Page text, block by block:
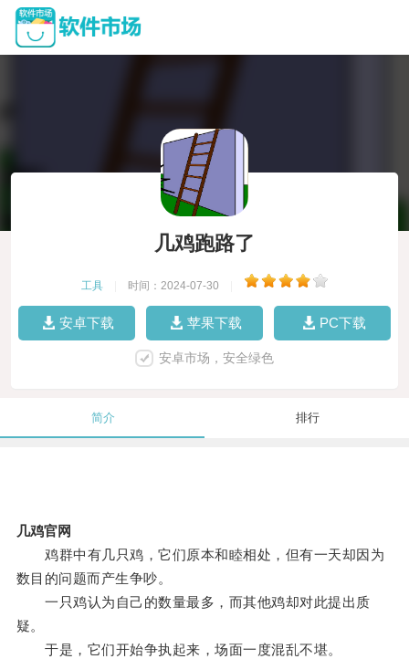
几鸡跑路了
工具 时间：2024-07-30
安卓下载 苹果下载 PC下载
安卓市场，安全绿色
简介 排行
几鸡官网
鸡群中有几只鸡，它们原本和睦相处，但有一天却因为
数目的问题而产生争吵。
一只鸡认为自己的数量最多，而其他鸡却对此提出质
疑。
于是，它们开始争执起来，场面一度混乱不堪。